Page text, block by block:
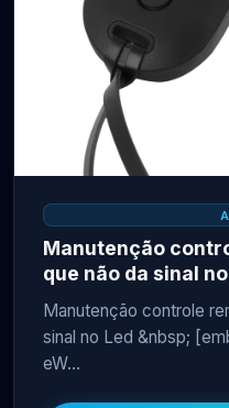
Manutenção
que não da sinal
Manutenção controle
sinal no Led &nbsp;
eW...